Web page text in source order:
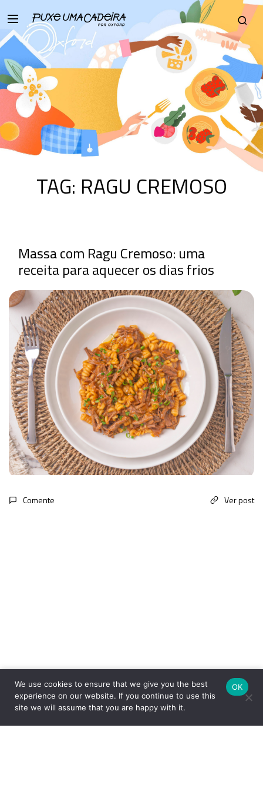
TAG: RAGU CREMOSO
Massa com Ragu Cremoso: uma
receita para aquecer os dias frios
Comente Ver post
We use cookies to ensure that we give you the best
experience on our website. If you continue to use this
site we will assume that you are happy with it.
OK